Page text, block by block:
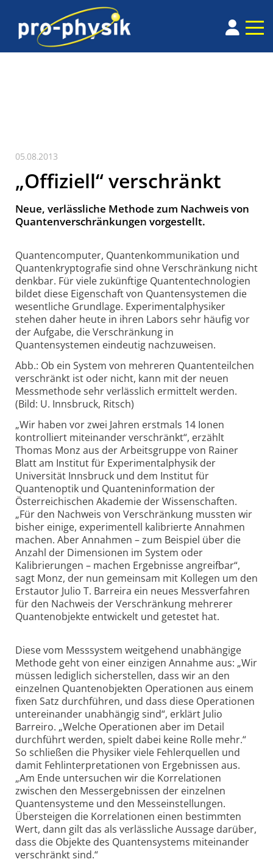
05.08.2013
„Offiziell“ verschränkt
Neue, verlässliche Methode zum Nachweis von
Quanten­verschränkungen vorgestellt.
Quantencomputer, Quantenkommunikation und
Quantenkryptografie sind ohne Verschränkung nicht
denkbar. Für viele zukünftige Quantentechnologien
bildet diese Eigenschaft von Quantensystemen die
wesentliche Grundlage. Experimentalphysiker
stehen daher heute in ihren Labors sehr häufig vor
der Aufgabe, die Verschränkung in
Quantensystemen eindeutig nachzuweisen.
Abb.: Ob ein System von mehreren Quantenteilchen
verschränkt ist oder nicht, kann mit der neuen
Messmethode sehr verlässlich ermittelt werden.
(Bild: U. Innsbruck, Ritsch)
„Wir haben vor zwei Jahren erstmals 14 Ionen
kontrolliert miteinander verschränkt“, erzählt
Thomas Monz aus der Arbeitsgruppe von Rainer
Blatt am Institut für Experimentalphysik der
Universität Innsbruck und dem Institut für
Quantenoptik und Quanteninformation der
Österreichischen Akademie der Wissenschaften.
„Für den Nachweis von Verschränkung mussten wir
bisher einige, experimentell kalibrierte Annahmen
machen. Aber Annahmen – zum Beispiel über die
Anzahl der Dimensionen im System oder
Kalibrierungen – machen Ergebnisse angreifbar“,
sagt Monz, der nun gemeinsam mit Kollegen um den
Erstautor Julio T. Barreira ein neues Messverfahren
für den Nachweis der Verschränkung mehrerer
Quantenobjekte entwickelt und getestet hat.
Diese vom Messsystem weitgehend unabhängige
Methode geht von einer einzigen Annahme aus: „Wir
müssen lediglich sicherstellen, dass wir an den
einzelnen Quantenobjekten Operationen aus einem
fixen Satz durchführen, und dass diese Operationen
untereinander unabhängig sind“, erklärt Julio
Barreiro. „Welche Operationen aber im Detail
durchführt werden, spielt dabei keine Rolle mehr.“
So schließen die Physiker viele Fehlerquellen und
damit Fehlinterpretationen von Ergebnissen aus.
„Am Ende untersuchen wir die Korrelationen
zwischen den Messergebnissen der einzelnen
Quantensysteme und den Messeinstellungen.
Übersteigen die Korrelationen einen bestimmten
Wert, dann gilt das als verlässliche Aussage darüber,
dass die Objekte des Quantensystems miteinander
verschränkt sind.“